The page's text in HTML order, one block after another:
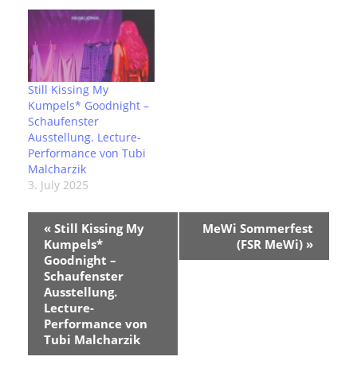
Still Kissing My
Kumpels* Goodnight –
Schaufenster
Ausstellung. Lecture-
Performance von Tubi
Malcharzik
3. July 2025
g
« Still Kissing My
Kumpels*
Goodnight –
Schaufenster
Ausstellung.
Lecture-
Performance von
Tubi Malcharzik
MeWi Sommerfest
(FSR MeWi) »